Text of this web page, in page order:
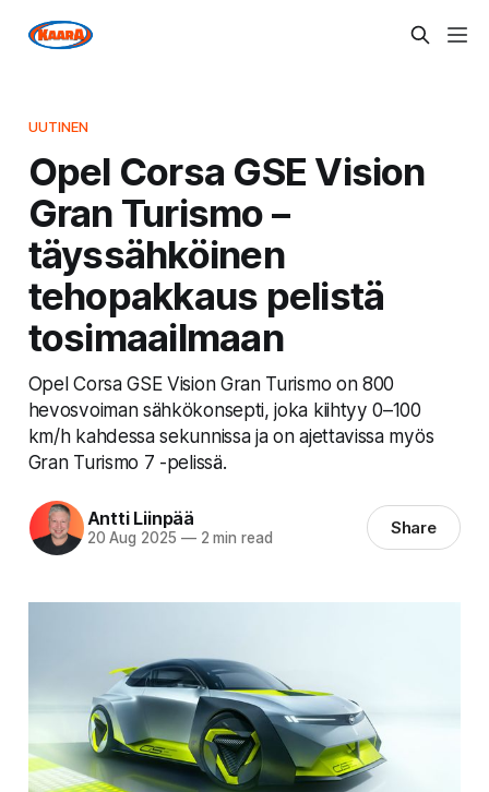
UUTINEN
Opel Corsa GSE Vision
Gran Turismo –
täyssähköinen
tehopakkaus pelistä
tosimaailmaan
Opel Corsa GSE Vision Gran Turismo on 800
hevosvoiman sähkökonsepti, joka kiihtyy 0–100
km/h kahdessa sekunnissa ja on ajettavissa myös
Gran Turismo 7 -pelissä.
Antti Liinpää
20 Aug 2025 —2 min read Share